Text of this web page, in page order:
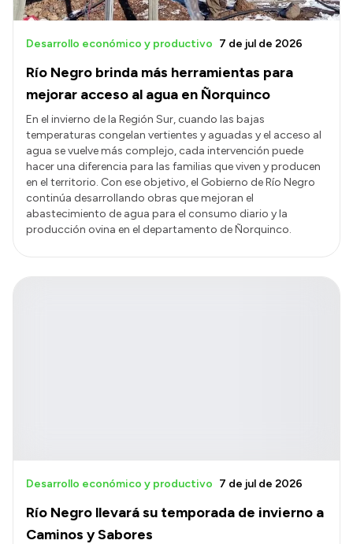
Río Negro brinda más herramientas para
mejorar acceso al agua en Ñorquinco
Desarrollo económico y productivo 7 de jul de 2026
En el invierno de la Región Sur, cuando las bajas
temperaturas congelan vertientes y aguadas y el acceso al
agua se vuelve más complejo, cada intervención puede
hacer una diferencia para las familias que viven y producen
en el territorio. Con ese objetivo, el Gobierno de Río Negro
continúa desarrollando obras que mejoran el
abastecimiento de agua para el consumo diario y la
producción ovina en el departamento de Ñorquinco.
Río Negro llevará su temporada de invierno a
Caminos y Sabores
Desarrollo económico y productivo 7 de jul de 2026